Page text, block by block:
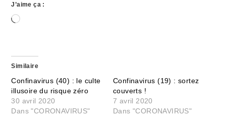
J’aime ça :
Chargement…
Similaire
Confinavirus (40) : le culte
illusoire du risque zéro
30 avril 2020
Dans "CORONAVIRUS"
Confinavirus (19) : sortez
couverts !
7 avril 2020
Dans "CORONAVIRUS"